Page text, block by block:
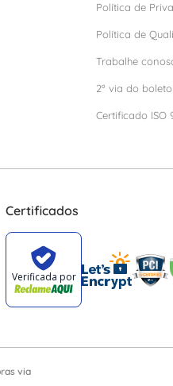
Política de
Política de
Trabalhe
2º via do boleto
Certificado ISO
Certificados
via